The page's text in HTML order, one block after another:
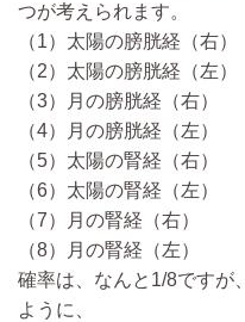
つが考えられます。
（1）太陽の膀胱経（右）
（2）太陽の膀胱経（左）
（3）月の膀胱経（右）
（4）月の膀胱経（左）
（5）太陽の腎経（右）
（6）太陽の腎経（左）
（7）月の腎経（右）
（8）月の腎経（左）
確率は、なんと1/8ですが、
ように、